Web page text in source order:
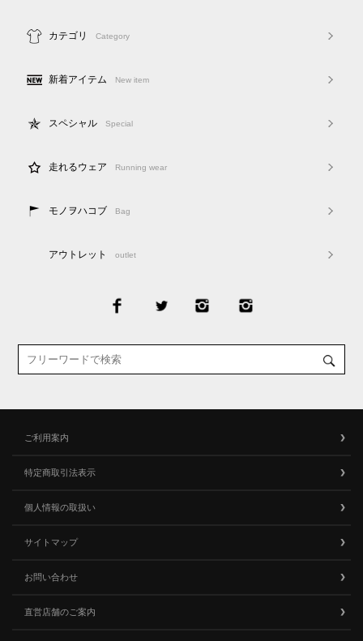
カテゴリ Category
新着アイテム New item
スペシャル Special
走れるウェア Running wear
モノヲハコブ Bag
アウトレット outlet
ご利用案内
特定商取引法表示
個人情報の取扱い
サイトマップ
お問い合わせ
直営店舗のご案内